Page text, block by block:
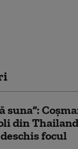
suna”:
din
focul